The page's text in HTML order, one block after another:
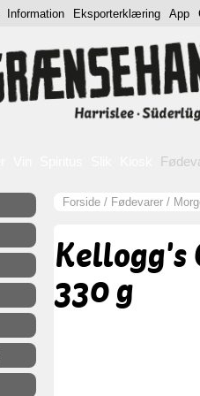
Forside / Fødevarer /
Kellogg's
330 g
Information Eksporterklæring App